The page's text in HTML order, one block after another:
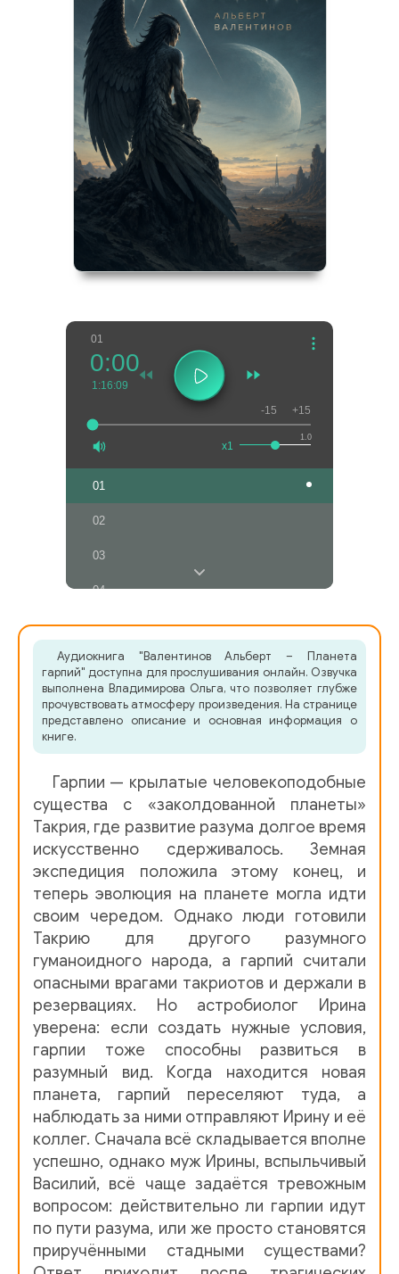
01
0:00
1:16:09
1.0
x1
-15 +15
01
02
03
04
Аудиокнига "Валентинов Альберт – Планета
гарпий" доступна для прослушивания онлайн. Озвучка
выполнена Владимирова Ольга, что позволяет глубже
прочувствовать атмосферу произведения. На странице
представлено описание и основная информация о
книге.
Гарпии — крылатые человекоподобные
существа с «заколдованной планеты»
Такрия, где развитие разума долгое время
искусственно сдерживалось. Земная
экспедиция положила этому конец, и
теперь эволюция на планете могла идти
своим чередом. Однако люди готовили
Такрию для другого разумного
гуманоидного народа, а гарпий считали
опасными врагами такриотов и держали в
резервациях. Но астробиолог Ирина
уверена: если создать нужные условия,
гарпии тоже способны развиться в
разумный вид. Когда находится новая
планета, гарпий переселяют туда, а
наблюдать за ними отправляют Ирину и её
коллег. Сначала всё складывается вполне
успешно, однако муж Ирины, вспыльчивый
Василий, всё чаще задаётся тревожным
вопросом: действительно ли гарпии идут
по пути разума, или же просто становятся
приручёнными стадными существами?